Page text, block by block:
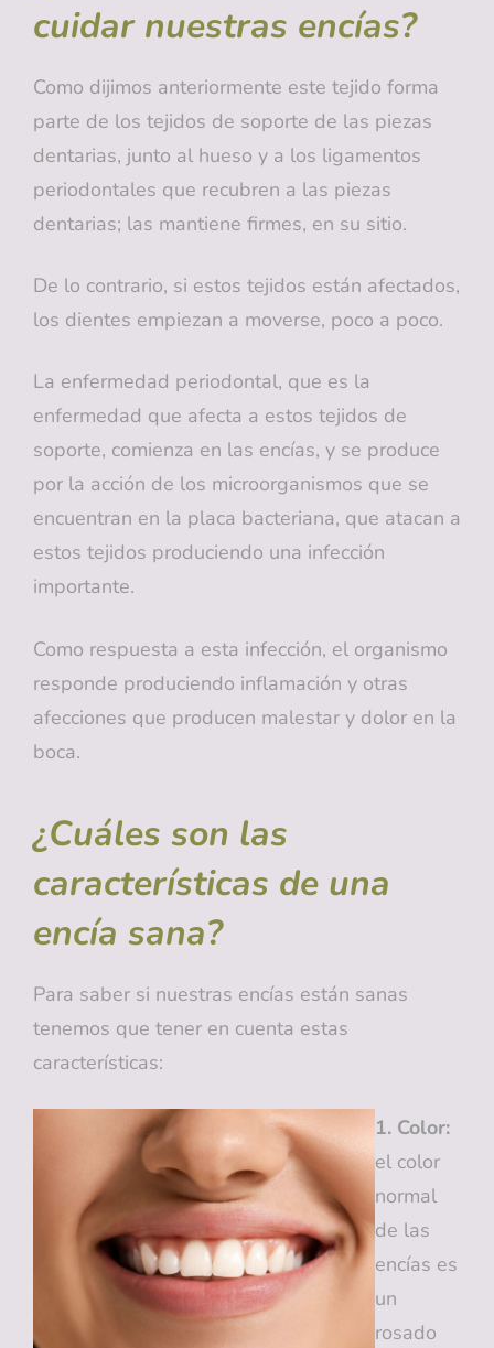
cuidar nuestras encías?
Como dijimos anteriormente este tejido forma
parte de los tejidos de soporte de las piezas
dentarias, junto al hueso y a los ligamentos
periodontales que recubren a las piezas
dentarias; las mantiene firmes, en su sitio.
De lo contrario, si estos tejidos están afectados,
los dientes empiezan a moverse, poco a poco.
La enfermedad periodontal, que es la
enfermedad que afecta a estos tejidos de
soporte, comienza en las encías, y se produce
por la acción de los microorganismos que se
encuentran en la placa bacteriana, que atacan a
estos tejidos produciendo una infección
importante.
Como respuesta a esta infección, el organismo
responde produciendo inflamación y otras
afecciones que producen malestar y dolor en la
boca.
¿Cuáles son las
características de una
encía sana?
Para saber si nuestras encías están sanas
tenemos que tener en cuenta estas
características:
1. Color:
el color
normal
de las
encías es
un
rosado